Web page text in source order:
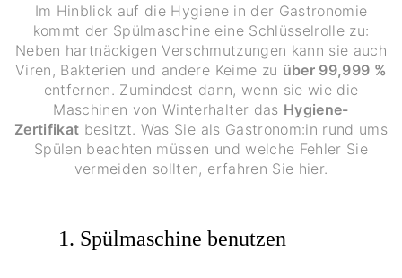
Im Hinblick auf die Hygiene in der Gastronomie
kommt der Spülmaschine eine Schlüsselrolle zu:
Neben hartnäckigen Verschmutzungen kann sie auch
Viren, Bakterien und andere Keime zu über 99,999 %
entfernen. Zumindest dann, wenn sie wie die
Maschinen von Winterhalter das Hygiene-
Zertifikat besitzt. Was Sie als Gastronom:in rund ums
Spülen beachten müssen und welche Fehler Sie
vermeiden sollten, erfahren Sie hier.
1. Spülmaschine benutzen